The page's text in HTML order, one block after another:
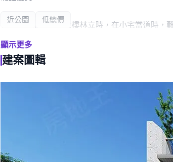
在土地高漲時，在大樓林立時，在小宅當道時，
雙車位｜私家後院｜電梯別墅｜間間套房
現今的透天，大都規劃新加坡式，一樓為停車及
在格局上貼心規劃一樓5.5米前院雙車位，並且
二樓整層主臥，可規劃更衣室，搭配飯店級別
三樓前後規劃套房，四樓前半部可規劃神明廳或
近公園 低總價
顯示更多
建案圖輯